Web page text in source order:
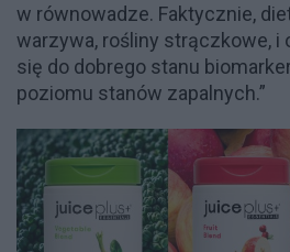
w równowadze. Faktycznie,
warzywa, rośliny strączkowe, i
się do dobrego stanu
poziomu stanów zapalnych.”